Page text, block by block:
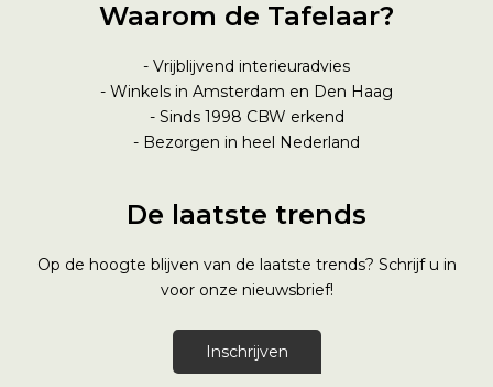
Waarom de Tafelaar?
- Vrijblijvend interieuradvies
- Winkels in Amsterdam en Den Haag
- Sinds 1998 CBW erkend
- Bezorgen in heel Nederland
De laatste trends
Op de hoogte blijven van de laatste trends? Schrijf u in
voor onze nieuwsbrief!
Inschrijven